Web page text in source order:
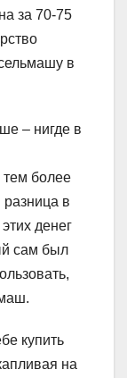
за 70-75
в
– нигде в
тем более
разница в
денег
сам был
купить
на